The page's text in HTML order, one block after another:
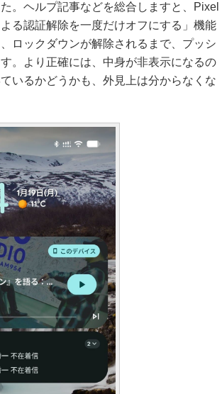
ヘルプ記事などを総合しますと、Pixel
る認証解除を一度だけオフにする」機能
ロックダウンが解除されるまで、プッシ
。より正確には、中身が非表示になるの
いるかどうかも、外見上は分からなくな